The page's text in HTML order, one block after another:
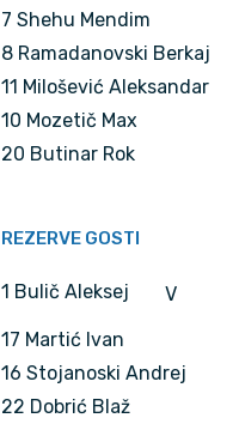
7 Shehu Mendim
8 Ramadanovski Berkaj
11 Milošević Aleksandar
10 Mozetič Max
20 Butinar Rok
REZERVE GOSTI
1 Bulič Aleksej V
17 Martić Ivan
16 Stojanoski Andrej
22 Dobrić Blaž